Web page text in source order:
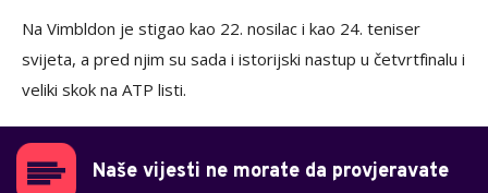
Na Vimbldon je stigao kao 22. nosilac i kao 24. teniser
svijeta, a pred njim su sada i istorijski nastup u četvrtfinalu i
veliki skok na ATP listi.
Naše vijesti ne morate da provjeravate